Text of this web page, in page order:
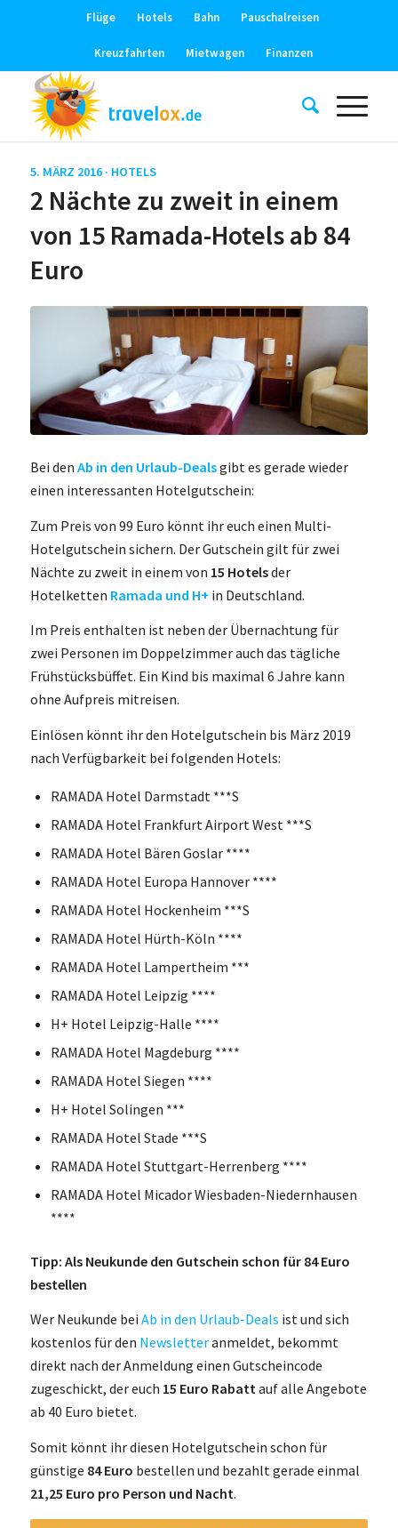
Flüge Hotels Bahn Pauschalreisen
Kreuzfahrten Mietwagen Finanzen
5. MÄRZ 2016 · HOTELS
2 Nächte zu zweit in einem
von 15 Ramada-Hotels ab 84
Euro
Bei den Ab in den Urlaub-Dealsgibt es gerade wieder
einen interessanten Hotelgutschein:
Zum Preis von 99 Euro könnt ihr euch einen Multi-
Hotelgutschein sichern. Der Gutschein gilt für zwei
Nächte zu zweit in einem von 15 Hotelsder
Hotelketten Ramada und H+ in Deutschland.
Im Preis enthalten ist neben der Übernachtung für
zwei Personen im Doppelzimmer auch das tägliche
Frühstücksbüffet. Ein Kind bis maximal 6 Jahre kann
ohne Aufpreis mitreisen.
Einlösen könnt ihr den Hotelgutschein bis März 2019
nach Verfügbarkeit bei folgenden Hotels:
RAMADA Hotel Darmstadt ***S
RAMADA Hotel Frankfurt Airport West ***S
RAMADA Hotel Bären Goslar ****
RAMADA Hotel Europa Hannover ****
RAMADA Hotel Hockenheim ***S
RAMADA Hotel Hürth-Köln ****
RAMADA Hotel Lampertheim ***
RAMADA Hotel Leipzig ****
H+ Hotel Leipzig-Halle ****
RAMADA Hotel Magdeburg ****
RAMADA Hotel Siegen ****
H+ Hotel Solingen ***
RAMADA Hotel Stade ***S
RAMADA Hotel Stuttgart-Herrenberg ****
RAMADA Hotel Micador Wiesbaden-Niedernhausen
****
Tipp: Als Neukunde den Gutschein schon für 84 Euro
bestellen
Wer Neukunde bei Ab in den Urlaub-Deals ist und sich
kostenlos für den Newsletteranmeldet, bekommt
direkt nach der Anmeldung einen Gutscheincode
zugeschickt, der euch 15 Euro Rabattauf alle Angebote
ab 40 Euro bietet.
Somit könnt ihr diesen Hotelgutschein schon für
günstige 84 Euro bestellen und bezahlt gerade einmal
21,25 Euro pro Person und Nacht.